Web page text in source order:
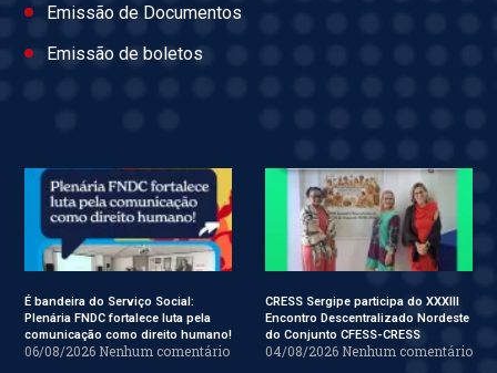
Emissão de Documentos
Emissão de boletos
É bandeira do Serviço Social:
Plenária FNDC fortalece luta pela
comunicação como direito humano!
06/08/2026 Nenhum comentário
CRESS Sergipe participa do XXXIII
Encontro Descentralizado Nordeste
do Conjunto CFESS-CRESS
04/08/2026 Nenhum comentário